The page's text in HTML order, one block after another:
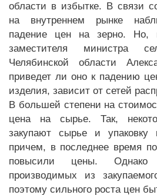
области в избытке. В связи
на внутреннем рынке
падение цен на зерно. Но,
заместителя министра
Челябинской области
приведет ли оно к падению
изделия, зависит от сетей
В большей степени на
цена на сырье. Так,
закупают сырье и упаковку
причем, в последнее время
повысили цены. Однако
производимых из
поэтому сильного роста цен